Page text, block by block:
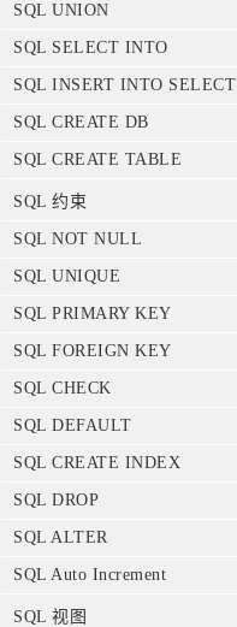
SQL UNION
SQL SELECT INTO
SQL INSERT INTO SELECT
SQL CREATE DB
SQL CREATE TABLE
SQL 约束
SQL NOT NULL
SQL UNIQUE
SQL PRIMARY KEY
SQL FOREIGN KEY
SQL CHECK
SQL DEFAULT
SQL CREATE INDEX
SQL DROP
SQL ALTER
SQL Auto Increment
SQL 视图